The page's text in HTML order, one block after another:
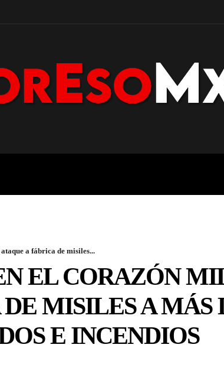
a fábrica de misiles...
EL CORAZÓN
MISILES A MÁS
E INCENDIOS